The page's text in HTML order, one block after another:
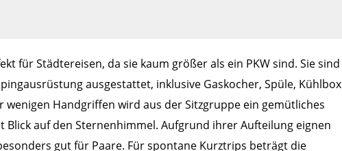
für Städtereisen, da sie kaum größer als ein PKW sind. Sie sind
ausgestattet, inklusive Gaskocher, Spüle, Kühlbox
wenigen Handgriffen wird aus der Sitzgruppe ein gemütliches
auf den Sternenhimmel. Aufgrund ihrer Aufteilung eignen
gut für Paare. Für spontane Kurztrips beträgt die